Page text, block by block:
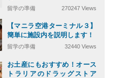
留学の準備 270247 Views
【マニラ空港ターミナル３】
簡単に施設内を説明します！
留学の準備 32440 Views
お土産にもおすすめ！オース
トラリアのドラッグストア